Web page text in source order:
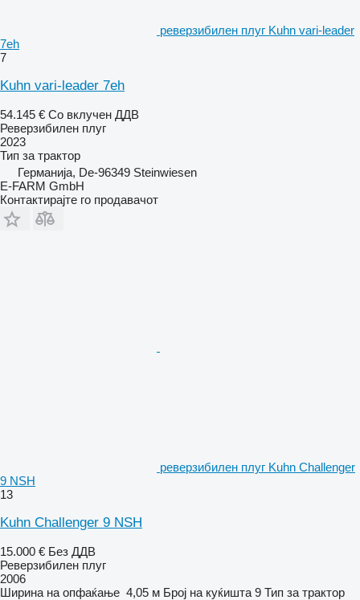
реверзибилен плуг Kuhn vari-leader
7eh
7
Kuhn vari-leader 7eh
54.145 € Со вклучен ДДВ
Реверзибилен плуг
2023
Тип за трактор
Германија, De-96349 Steinwiesen
E-FARM GmbH
Контактирајте го продавачот
реверзибилен плуг Kuhn Challenger
9 NSH
13
Kuhn Challenger 9 NSH
15.000 € Без ДДВ
Реверзибилен плуг
2006
Ширина на опфаќање 4,05 м Број на куќишта 9 Тип за трактор